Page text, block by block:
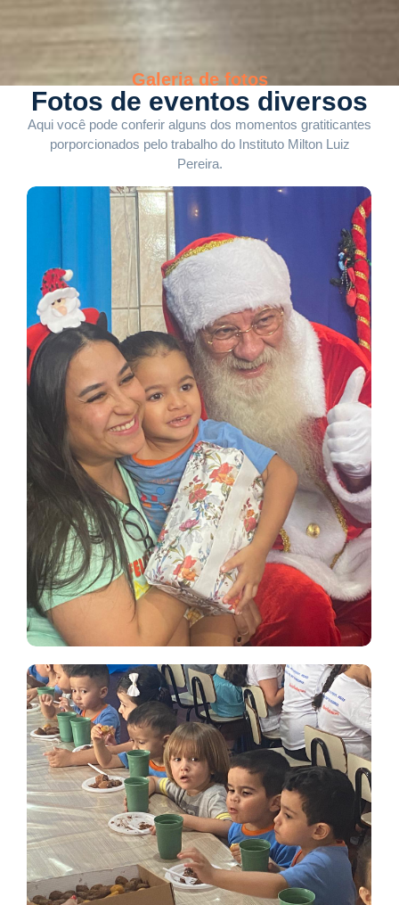
Galeria de fotos
Fotos de eventos diversos
Aqui você pode conferir alguns dos momentos gratiticantes
porporcionados pelo trabalho do Instituto Milton Luiz
Pereira.